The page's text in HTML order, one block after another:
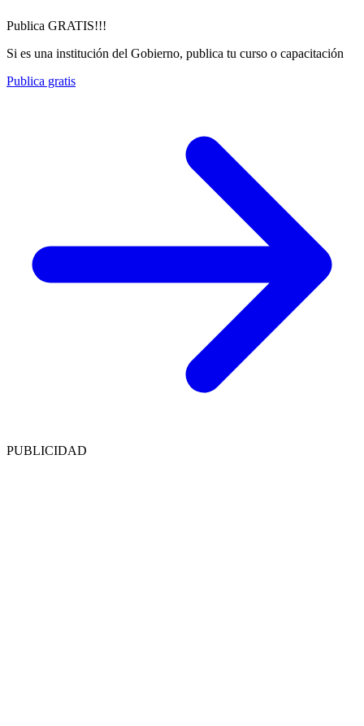
Publica GRATIS!!!
Si es una institución del Gobierno, publica tu curso o capacitación
Publica gratis
PUBLICIDAD